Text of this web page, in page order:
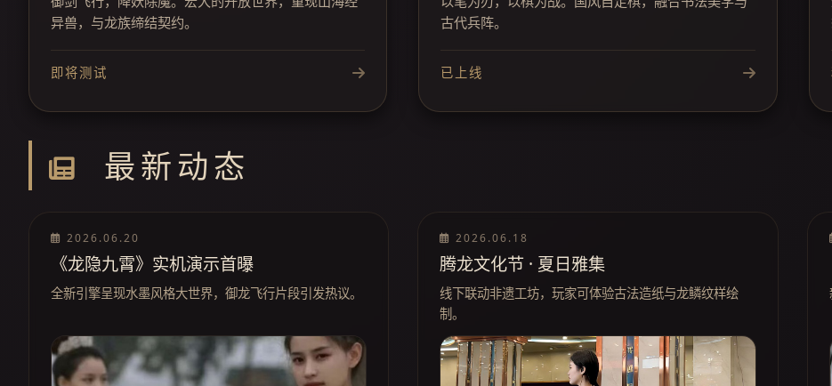
异兽，与龙族缔结契约。
即将测试
古代兵阵。
已上线
最新动态
2026.06.20
《龙隐九霄》实机演示首曝
全新引擎呈现水墨风格大世界，御龙飞行片段引发热议。
2026.06.18
腾龙文化节 · 夏日雅集
线下联动非遗工坊，玩家可体验古法造纸与龙鳞纹样绘
制。